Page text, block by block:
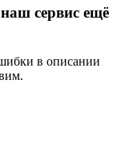
сервис ещё
в описании